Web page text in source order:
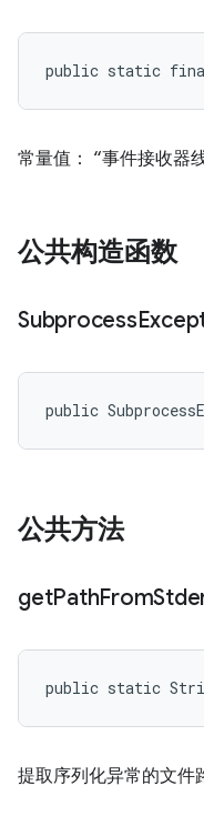
public static final
常量值： “事件接收器
公共构造函数
Subprocess
public
公共方法
getPathFrom
public static
提取序列化异常的文件